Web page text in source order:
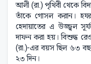
আলী (রা.) পৃথিবী থেকে
তাঁকে গোসল করান।
হেদায়াতের এ উজ্জ্বল
দাফন করা হয়। বিশুদ্ধ
(রা.)-এর বয়স ছিল ৬৩
২৩ দিন।